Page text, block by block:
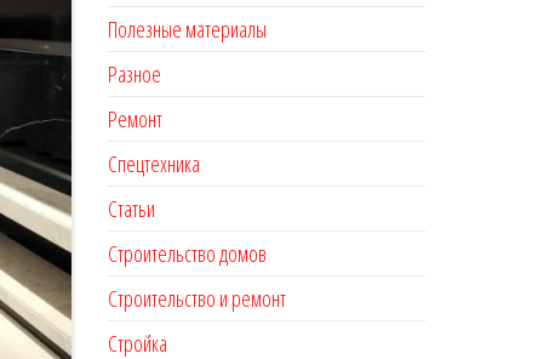
Полезные материалы
Разное
Ремонт
Спецтехника
Статьи
Строительство домов
Строительство и ремонт
Стройка